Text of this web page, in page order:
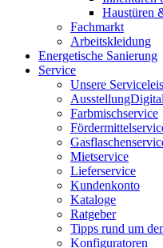
Haustüren
Fachmarkt
Arbeitskleidung
Energetische Sanierung
Service
Unsere
AusstellungDigital
Farbmischservice
Mietservice
Lieferservice
Kundenkonto
Kataloge
Ratgeber
Tipps rund um
Konfiguratoren